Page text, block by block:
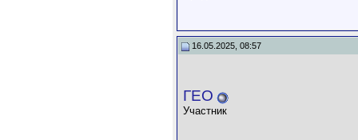
16.05.2025, 08:57
ГЕО
Участник